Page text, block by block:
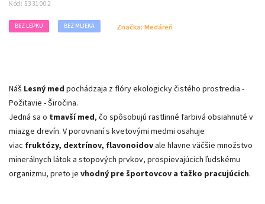
Kód: 5331002
BEZ LEPKU BEZ MLIEKA Značka: Medáreň
Náš Lesný med pochádzaja z flóry ekologicky čistého prostredia -
Požitavie - Širočina.
Jedná sa o tmavší med, čo spôsobujú rastlinné farbivá obsiahnuté v
miazge drevín. V porovnaní s kvetovými medmi osahuje
viac fruktózy, dextrínov, flavonoidov ale hlavne väčšie množstvo
minerálnych látok a stopových prvkov, prospievajúcich ľudskému
organizmu, preto je vhodný pre športovcov a ťažko pracujúcich.